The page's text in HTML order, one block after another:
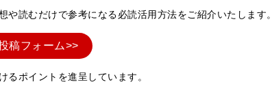
読むだけで参考になる必読活用方法をご紹介いたします。
稿フォーム>>
ポイントを進呈しています。